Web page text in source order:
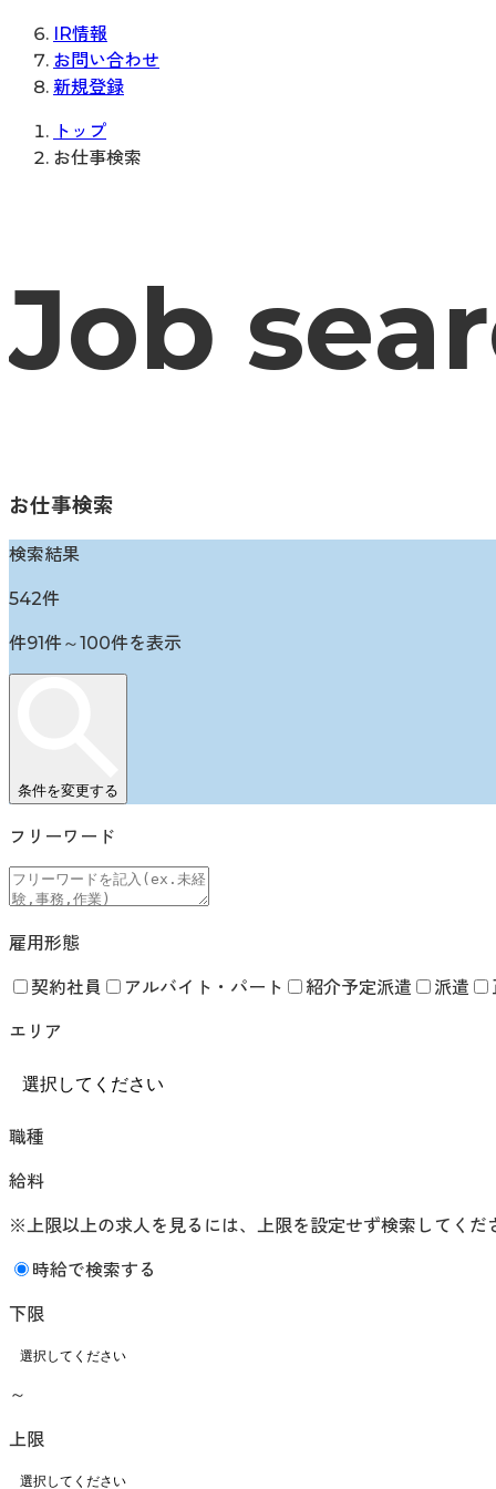
IR情報
お問い合わせ
新規登録
トップ
お仕事検索
Job
お仕事検索
検索結果
542件
件91件～100件を表示
条件を変更する
フリーワード
雇用形態
契約社員 アルバイト・パート 紹介予定派遣 派遣
エリア
職種
給料
※上限以上の求人を見るには、上限を設定せず検索してくだ
時給で検索する
下限
～
上限